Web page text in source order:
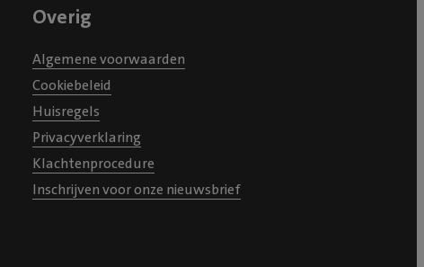
Overig
Algemene voorwaarden
Cookiebeleid
Huisregels
Privacyverklaring
Klachtenprocedure
Inschrijven voor onze nieuwsbrief